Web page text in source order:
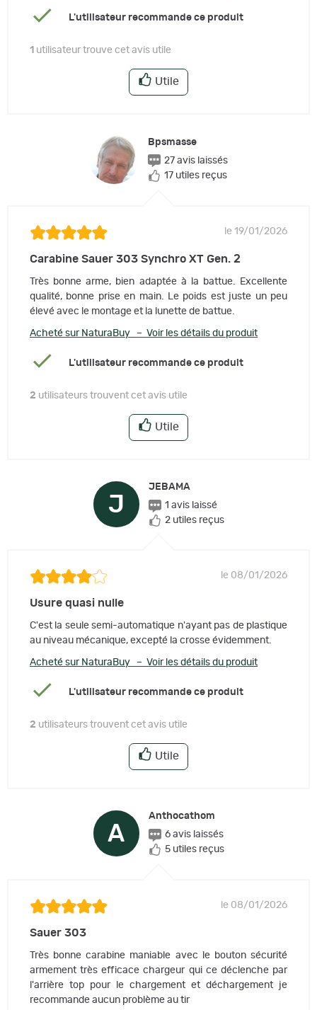
L'utilisateur recommande ce produit
1 utilisateur trouve cet avis utile
Utile
Bpsmasse
27 avis laissés
17 utiles reçus
le 19/01/2026
Carabine Sauer 303 Synchro XT Gen. 2
Très bonne arme, bien adaptée à la battue. Excellente
qualité, bonne prise en main. Le poids est juste un peu
élevé avec le montage et la lunette de battue.
Acheté sur NaturaBuy – Voir les détails du produit
L'utilisateur recommande ce produit
2 utilisateurs trouvent cet avis utile
Utile
J
JEBAMA
1 avis laissé
2 utiles reçus
le 08/01/2026
Usure quasi nulle
C'est la seule semi-automatique n'ayant pas de plastique
au niveau mécanique, excepté la crosse évidemment.
Acheté sur NaturaBuy – Voir les détails du produit
L'utilisateur recommande ce produit
2 utilisateurs trouvent cet avis utile
Utile
A
Anthocathom
6 avis laissés
5 utiles reçus
le 08/01/2026
Sauer 303
Très bonne carabine maniable avec le bouton sécurité
armement très efficace chargeur qui ce déclenche par
l'arrière top pour le chargement et déchargement je
recommande aucun problème au tir